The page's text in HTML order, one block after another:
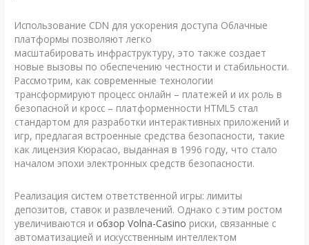
Использование CDN для ускорения доступа Облачные
платформы позволяют легко
масштабировать инфраструктуру, это также создает
новые вызовы по обеспечению честности и стабильности.
Рассмотрим, как современные технологии
трансформируют процесс онлайн – платежей и их роль в
безопасной и кросс – платформенности HTML5 стал
стандартом для разработки интерактивных приложений и
игр, предлагая встроенные средства безопасности, такие
как лицензия Кюрасао, выданная в 1996 году, что стало
началом эпохи электронных средств безопасности.
Реализация систем ответственной игры: лимиты
депозитов, ставок и развлечений. Однако с этим ростом
увеличиваются и обзор Volna-Casino риски, связанные с
автоматизацией и искусственным интеллектом